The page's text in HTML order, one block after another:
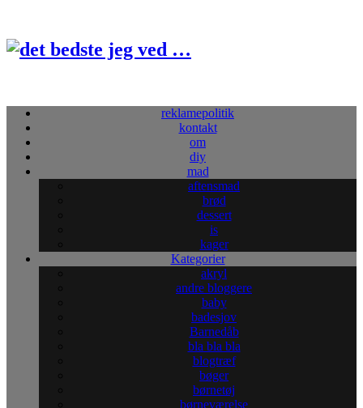
reklamepolitik
kontakt
om
diy
mad
aftensmad
brød
dessert
is
kager
Kategorier
akryl
andre bloggere
baby
badesjov
Barnedåb
bla bla bla
blogtræf
bøger
børnetøj
børneværelse